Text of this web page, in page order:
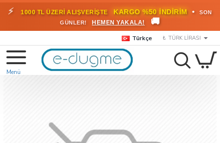
⚡ 1000 TL ÜZERİ ALIŞVERİŞTE KARGO %50 İNDİRİM •
SON
GÜNLER!
HEMEN YAKALA! 🚚
Türkçe ₺ TÜRK LIRASI